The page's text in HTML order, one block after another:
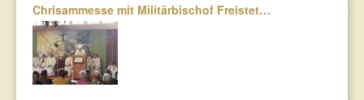
Chrisammesse mit Militärbischof Freistet…